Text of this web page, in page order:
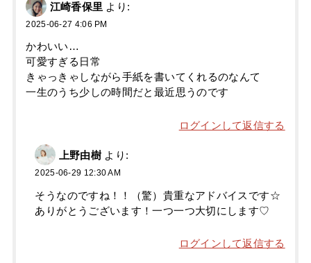
江崎香保里 より:
2025-06-27 4:06 PM
かわいい…
可愛すぎる日常
きゃっきゃしながら手紙を書いてくれるのなんて
一生のうち少しの時間だと最近思うのです
ログインして返信する
上野由樹 より:
2025-06-29 12:30 AM
そうなのですね！！（驚）貴重なアドバイスです☆
ありがとうございます！一つ一つ大切にします♡
ログインして返信する